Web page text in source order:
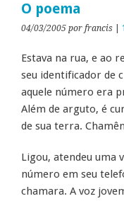
O poema
04/03/2005 por francis
Estava na rua, e ao
seu identificador de
aquele número era
Além de arguto, é
de sua terra.
Ligou, atendeu uma
número em seu
chamara. A voz